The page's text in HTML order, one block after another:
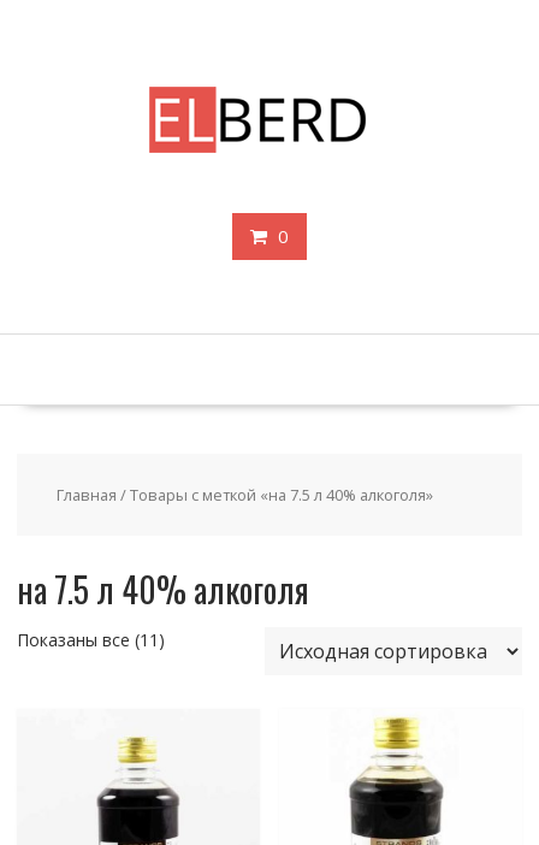
0
Главная / Товары с меткой «на 7.5 л 40% алкоголя»
на 7.5 л 40% алкоголя
Показаны все (11)